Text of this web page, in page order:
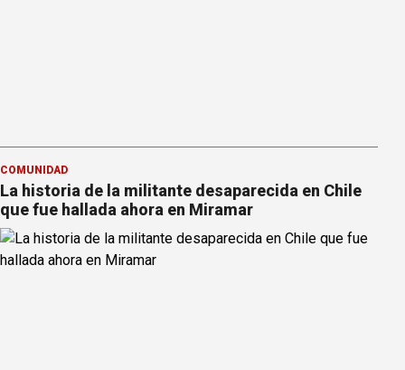
COMUNIDAD
La historia de la militante desaparecida en Chile
que fue hallada ahora en Miramar